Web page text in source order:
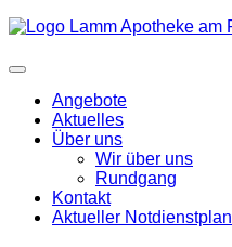
Angebote
Aktuelles
Über uns
Wir über uns
Rundgang
Kontakt
Aktueller Notdienstplan